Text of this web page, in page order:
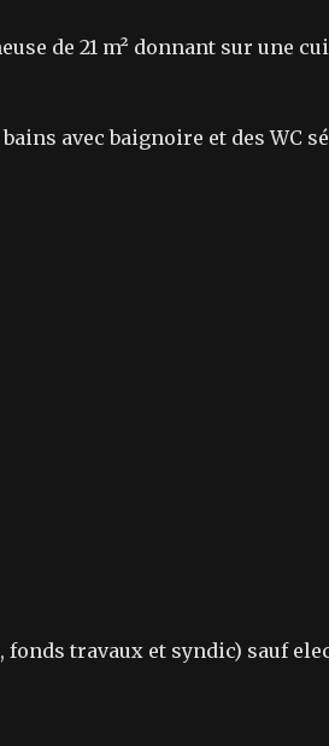
de 21 m² donnant sur une
avec baignoire et des WC
travaux et syndic) sauf